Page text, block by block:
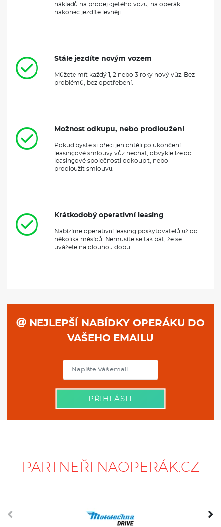
nákladů na prodej ojetého vozu, na operák
nakonec jezdíte levněji.
Stále jezdíte novým vozem
Můžete mít každý 1, 2 nebo 3 roky nový vůz. Bez
problémů, bez opotřebení.
Možnost odkupu, nebo prodloužení
Pokud byste si přeci jen chtěli po ukončení
leasingové smlouvy vůz nechat, obvykle lze od
leasingové společnosti odkoupit, nebo
prodloužit smlouvu.
Krátkodobý operativní leasing
Nabízíme operativní leasing poskytovatelů už od
několika měsíců. Nemusíte se tak bát, že se
uvážete na dlouhou dobu.
NEJLEPŠÍ NABÍDKY OPERÁKU DO
VAŠEHO EMAILU
PŘIHLÁSIT
PARTNEŘI NAOPERÁK.CZ